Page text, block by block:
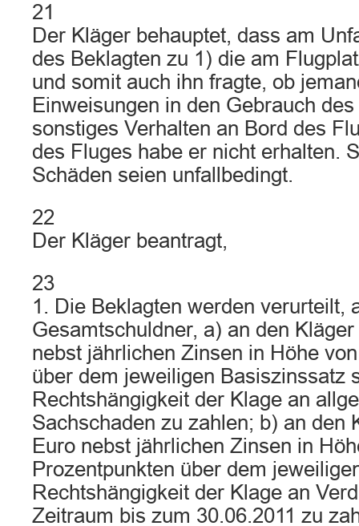
21
Der Kläger behauptet, dass am
des Beklagten zu 1) die am
und somit auch ihn fragte, ob
Einweisungen in den Gebrauch
sonstiges Verhalten an Bord des
des Fluges habe er nicht erhalten.
Schäden seien unfallbedingt.
22
Der Kläger beantragt,
23
1. Die Beklagten werden verurteilt,
Gesamtschuldner, a) an den
nebst jährlichen Zinsen in Höhe
über dem jeweiligen Basiszinssatz
Rechtshängigkeit der Klage an
Sachschaden zu zahlen; b) an den
Euro nebst jährlichen Zinsen in
Prozentpunkten über dem
Rechtshängigkeit der Klage an
Zeitraum bis zum 30.06.2011 zu